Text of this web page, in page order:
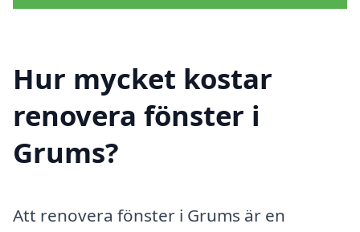
Hur mycket kostar
renovera fönster i
Grums?
Att renovera fönster i Grums är en